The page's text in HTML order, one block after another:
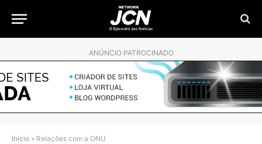
ANÚNCIO PATROCINADO
Início » Relações com a ONU